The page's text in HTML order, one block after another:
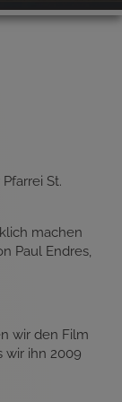
St.
machen
Paul Endres,
wir den Film
wir ihn 2009